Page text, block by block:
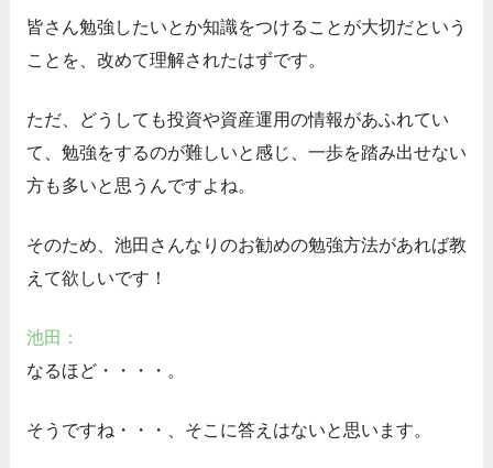
皆さん勉強したいとか知識をつけることが大切だという
ことを、改めて理解されたはずです。
ただ、どうしても投資や資産運用の情報があふれてい
て、勉強をするのが難しいと感じ、一歩を踏み出せない
方も多いと思うんですよね。
そのため、池田さんなりのお勧めの勉強方法があれば教
えて欲しいです！
池田：
なるほど・・・・。
そうですね・・・、そこに答えはないと思います。